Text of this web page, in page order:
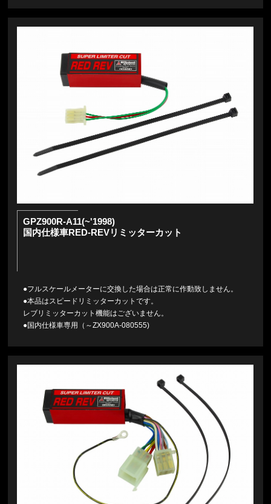
GPZ900R-A11(~'1998)
国内仕様車RED-REVリミッターカット
●フルスケールメーターに交換した場合は正常に作動致しません。
●本品はスピードリミッターカットです。
レブリミッターカット機能はございません。
●国内仕様車専用（～ZX900A-080555)